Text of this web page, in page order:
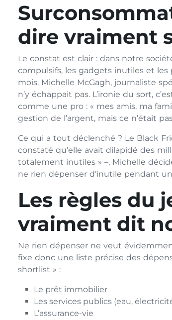
dire vraiment
Le constat est clair : dans notre
compulsifs, les gadgets inutiles et les
mois. Michelle McGagh, journaliste
n’y échappait pas. L’ironie du sort,
comme une pro : « mes amis, ma
gestion de l’argent, mais ce n’était
Ce qui a tout déclenché ? Le Black
constaté qu’elle avait dilapidé des
totalement inutiles » –, Michelle
ne rien dépenser d’inutile pendant
Les règles du
vraiment dit
Ne rien dépenser ne veut
fixe donc une liste précise des
shortlist » :
Le prêt immobilier
Les services publics (eau,
L’assurance-vie